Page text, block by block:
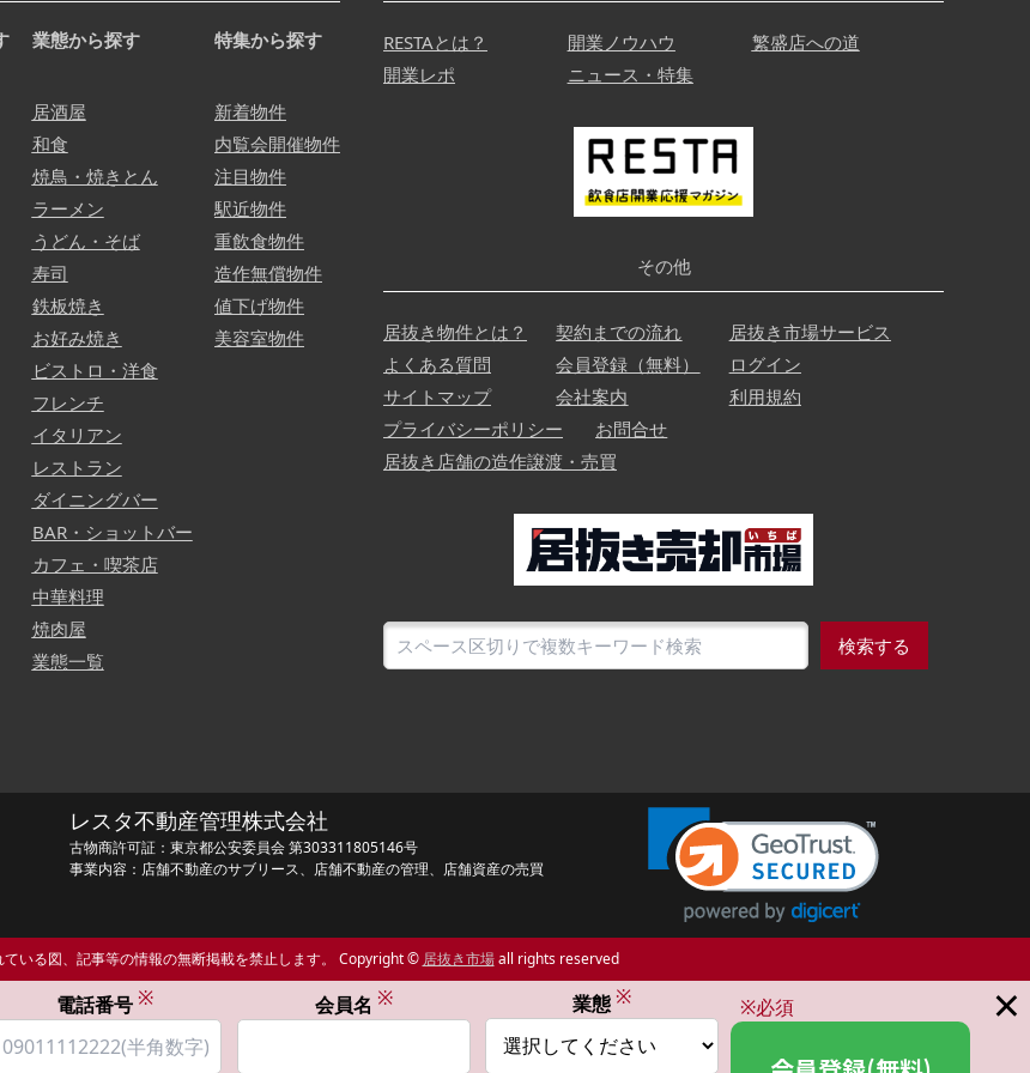
業態から探す
居酒屋
和食
焼鳥・焼きとん
ラーメン
うどん・そば
寿司
鉄板焼き
お好み焼き
ビストロ・洋食
フレンチ
イタリアン
レストラン
ダイニングバー
BAR・ショットバー
カフェ・喫茶店
中華料理
焼肉屋
業態一覧
特集から探す
新着物件
内覧会開催物件
注目物件
駅近物件
重飲食物件
造作無償物件
値下げ物件
美容室物件
RESTAとは？ 開業ノウハウ
繁盛店への道
開業レポ
ニュース・特集
その他
居抜き物件とは？ 契約までの流れ
居抜き市場サービス
よくある質問
会員登録（無料）
ログイン
サイトマップ
会社案内
利用規約
プライバシーポリシー
お問合せ
居抜き店舗の造作譲渡・売買
検索する
レスタ不動産管理株式会社
古物商許可証：東京都公安委員会 第303311805146号
事業内容：店舗不動産のサブリース、店舗不動産の管理、店舗資産の売買
ている図、記事等の情報の無断掲載を禁止します。 Copyright © 居抜き市場all rights reserved
×
電話番号 ※ 会員名 ※ 業態 ※ ※必須